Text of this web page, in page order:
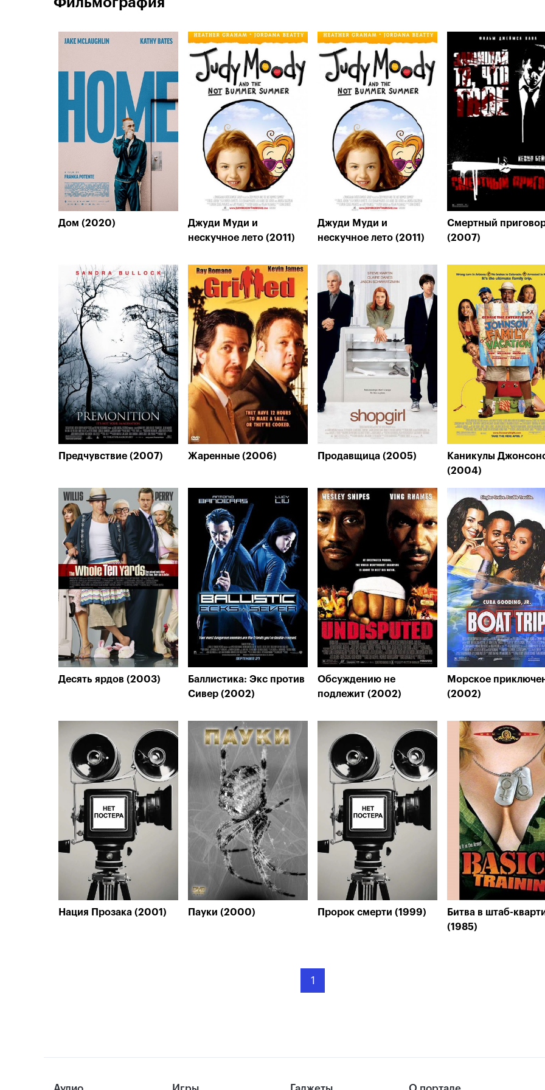
Дом (2020)
Джуди Муди и
нескучное лето (2011)
Джуди Муди и
нескучное лето (2011)
Смертный
(2007)
Предчувствие (2007) Жаренные (2006) Продавщица (2005)
Каникулы
(2004)
Десять ярдов (2003)
Баллистика: Экс против
Сивер (2002)
Обсуждению не
подлежит (2002)
Морское
(2002)
Нация Прозака (2001) Пауки (2000) Пророк смерти (1999)
Битва в штаб-
(1985)
1